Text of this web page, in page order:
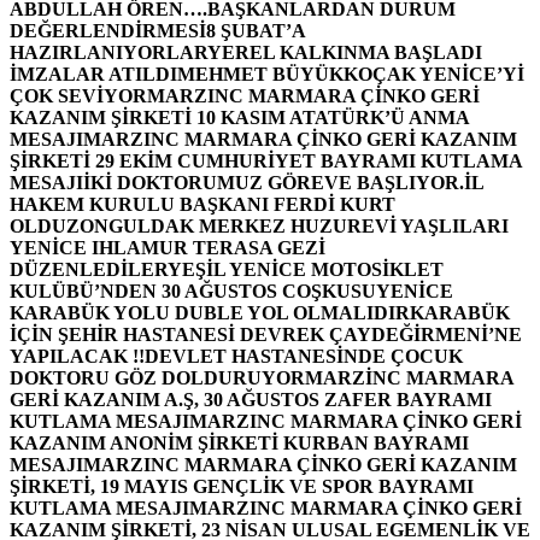
ABDULLAH ÖREN….BAŞKANLARDAN DURUM
DEĞERLENDİRMESİ8 ŞUBAT’A
HAZIRLANIYORLARYEREL KALKINMA BAŞLADI
İMZALAR ATILDIMEHMET BÜYÜKKOÇAK YENİCE’Yİ
ÇOK SEVİYORMARZINC MARMARA ÇİNKO GERİ
KAZANIM ŞİRKETİ 10 KASIM ATATÜRK’Ü ANMA
MESAJIMARZINC MARMARA ÇİNKO GERİ KAZANIM
ŞİRKETİ 29 EKİM CUMHURİYET BAYRAMI KUTLAMA
MESAJIİKİ DOKTORUMUZ GÖREVE BAŞLIYOR.İL
HAKEM KURULU BAŞKANI FERDİ KURT
OLDUZONGULDAK MERKEZ HUZUREVİ YAŞLILARI
YENİCE IHLAMUR TERASA GEZİ
DÜZENLEDİLERYEŞİL YENİCE MOTOSİKLET
KULÜBÜ’NDEN 30 AĞUSTOS COŞKUSUYENİCE
KARABÜK YOLU DUBLE YOL OLMALIDIRKARABÜK
İÇİN ŞEHİR HASTANESİ DEVREK ÇAYDEĞİRMENİ’NE
YAPILACAK !!DEVLET HASTANESİNDE ÇOCUK
DOKTORU GÖZ DOLDURUYORMARZİNC MARMARA
GERİ KAZANIM A.Ş, 30 AĞUSTOS ZAFER BAYRAMI
KUTLAMA MESAJIMARZINC MARMARA ÇİNKO GERİ
KAZANIM ANONİM ŞİRKETİ KURBAN BAYRAMI
MESAJIMARZINC MARMARA ÇİNKO GERİ KAZANIM
ŞİRKETİ, 19 MAYIS GENÇLİK VE SPOR BAYRAMI
KUTLAMA MESAJIMARZINC MARMARA ÇİNKO GERİ
KAZANIM ŞİRKETİ, 23 NİSAN ULUSAL EGEMENLİK VE